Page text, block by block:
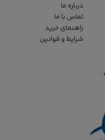
درباره ما
تماس با ما
راهنمای خرید
شرایط و قوانین